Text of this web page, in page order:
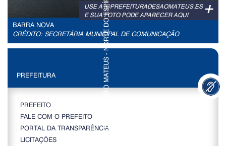
+
USE A @PREFEITURADESAOMATEUS.ES
E SUA FOTO PODE APARECER AQUI
BARRA NOVA
CRÉDITO: SECRETÁRIA MUNICIPAL DE COMUNICAÇÃO
PREFEITURA
PREFEITO
FALE COM O PREFEITO
PORTAL DA TRANSPARÊNCIA
LICITAÇÕES